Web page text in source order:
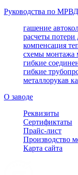
Руководства по МРВД
гашение
расчеты потери
компенсация
схемы монтажа
гибкие
гибкие
металлорукав
О заводе
Реквизиты
Сертификтаты
Прайс-лист
Производство
Карта сайта